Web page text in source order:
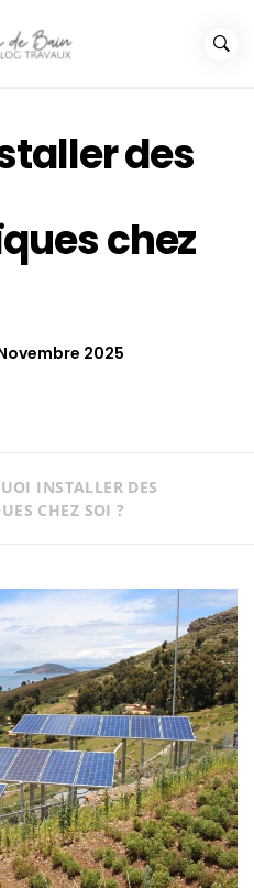
des
chez
2025
INSTALLER DES
CHEZ SOI ?